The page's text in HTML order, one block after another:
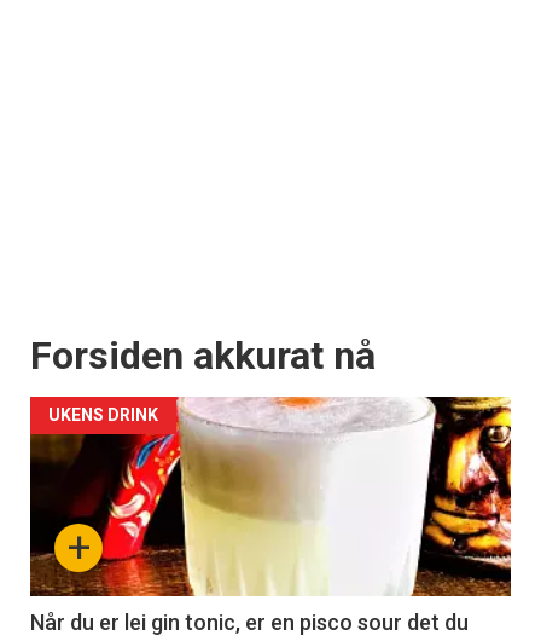
Forsiden akkurat nå
+
UKENS DRINK
Når du er lei gin tonic, er en pisco sour det du